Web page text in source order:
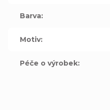
Barva:
Motiv:
Péče o výrobek: